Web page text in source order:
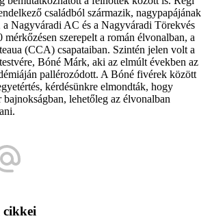
családból származik, nagypapájának
a Nagyváradi AC és a Nagyváradi Törekvés
szerepelt a román élvonalban, a
(CCA) csapataiban. Szintén jelen volt a
Bóné Márk, aki az elmúlt években az
pallérozódott. A Bóné fivérek között
kérdésünkre elmondták, hogy
lehetőleg az élvonalban
cikkei